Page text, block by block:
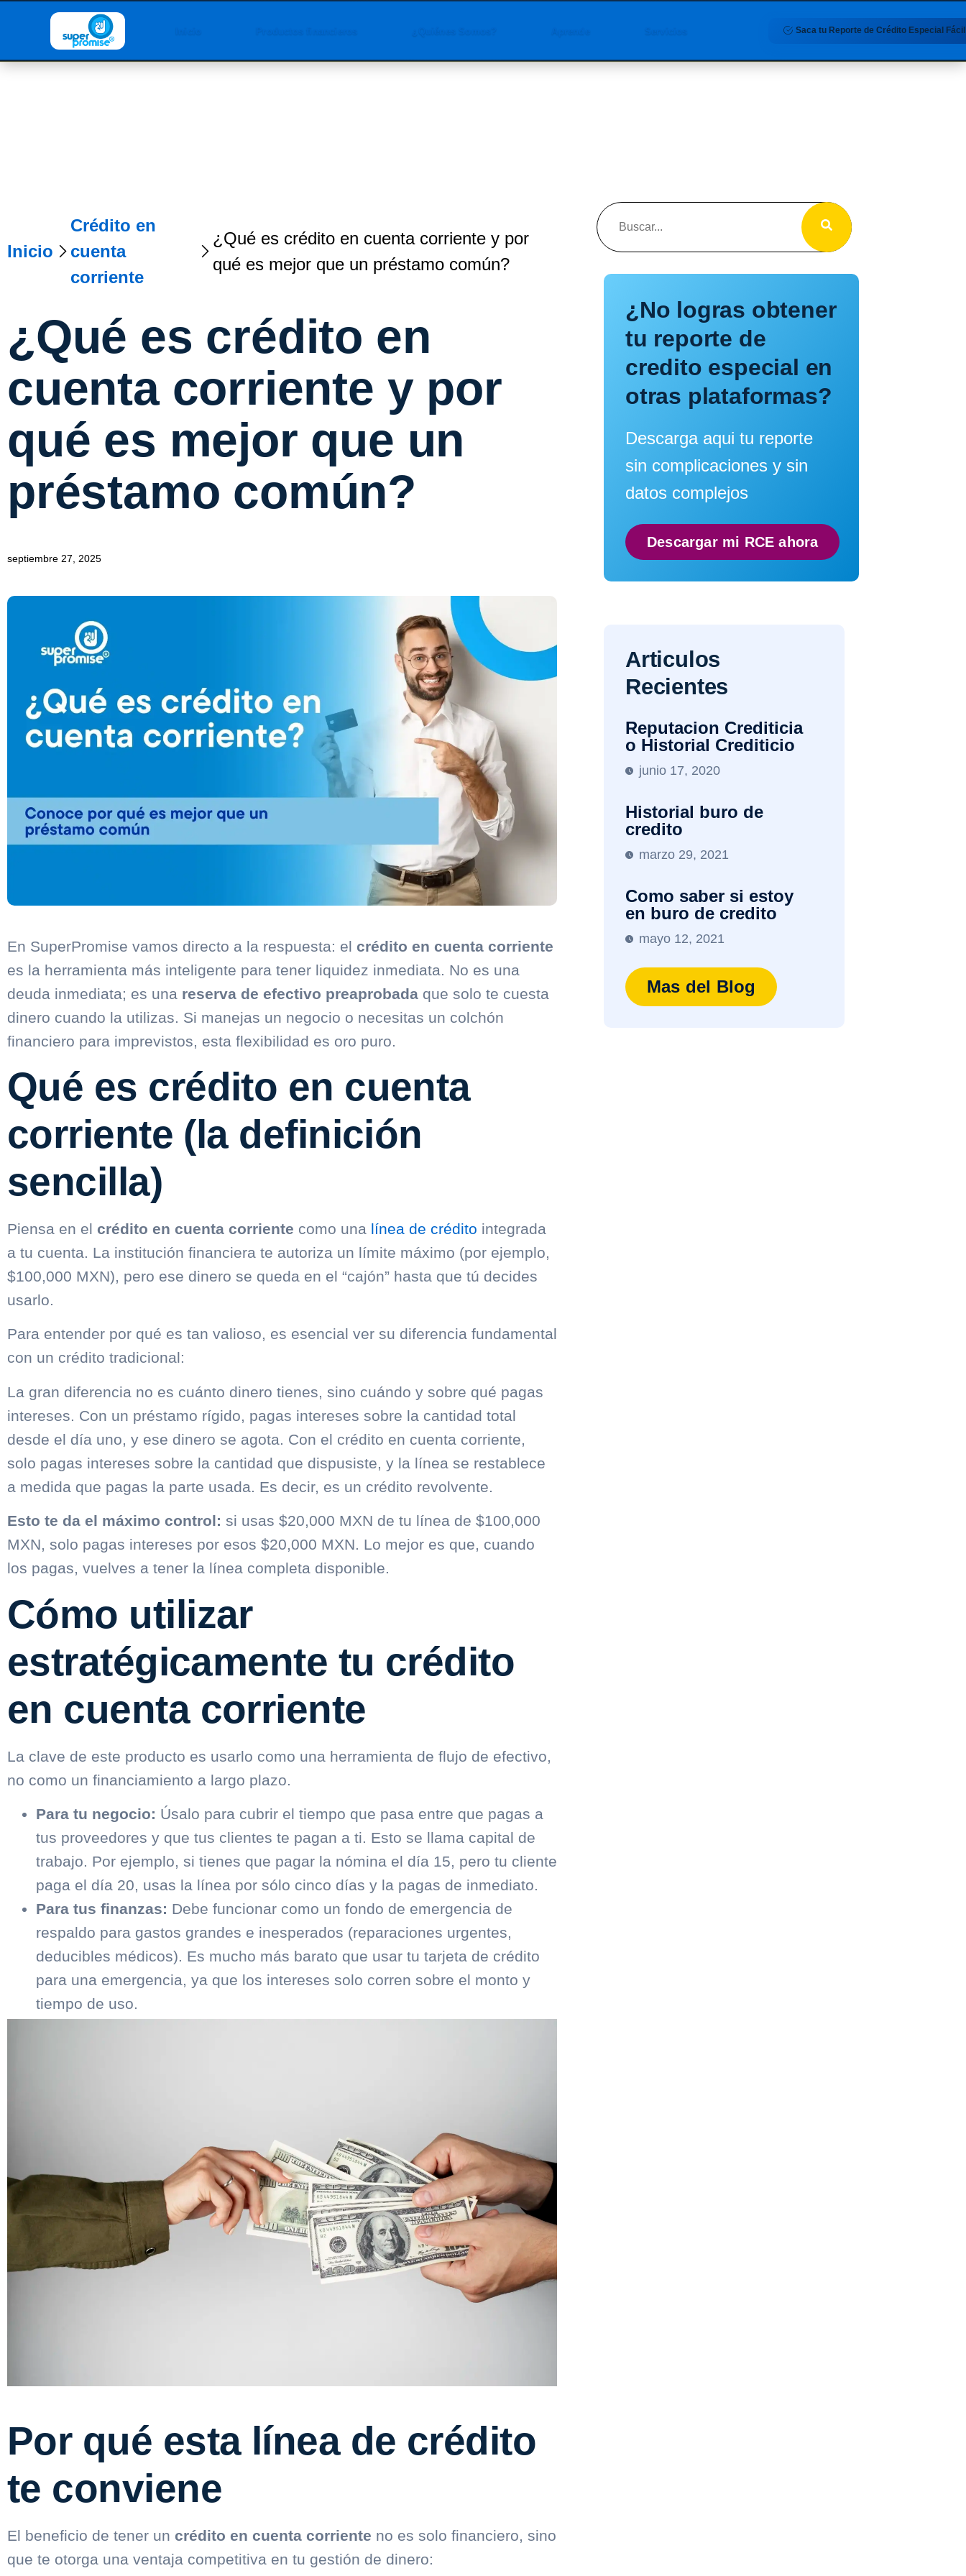
Servicios
Productos financieros ¿Quiénes Somos? Saca tu Reporte de Crédito Especial Fácil
Inicio
Crédito en
cuenta
corriente
¿Qué es crédito en cuenta corriente y por
qué es mejor que un préstamo común?
¿Qué es crédito en
cuenta corriente y por
qué es mejor que un
préstamo común?
septiembre 27, 2025
En SuperPromise vamos directo a la respuesta: el crédito en cuenta corriente
es la herramienta más inteligente para tener liquidez inmediata. No es una
deuda inmediata; es una reserva de efectivo preaprobada que solo te cuesta
dinero cuando la utilizas. Si manejas un negocio o necesitas un colchón
financiero para imprevistos, esta flexibilidad es oro puro.
Qué es crédito en cuenta
corriente (la definición
sencilla)
Piensa en el crédito en cuenta corriente como una línea de crédito integrada
a tu cuenta. La institución financiera te autoriza un límite máximo (por ejemplo,
$100,000 MXN), pero ese dinero se queda en el “cajón” hasta que tú decides
usarlo.
Para entender por qué es tan valioso, es esencial ver su diferencia fundamental
con un crédito tradicional:
La gran diferencia no es cuánto dinero tienes, sino cuándo y sobre qué pagas
intereses. Con un préstamo rígido, pagas intereses sobre la cantidad total
desde el día uno, y ese dinero se agota. Con el crédito en cuenta corriente,
solo pagas intereses sobre la cantidad que dispusiste, y la línea se restablece
a medida que pagas la parte usada. Es decir, es un crédito revolvente.
Esto te da el máximo control: si usas $20,000 MXN de tu línea de $100,000
MXN, solo pagas intereses por esos $20,000 MXN. Lo mejor es que, cuando
los pagas, vuelves a tener la línea completa disponible.
Cómo utilizar
estratégicamente tu crédito
en cuenta corriente
La clave de este producto es usarlo como una herramienta de flujo de efectivo,
no como un financiamiento a largo plazo.
Para tu negocio: Úsalo para cubrir el tiempo que pasa entre que pagas a
tus proveedores y que tus clientes te pagan a ti. Esto se llama capital de
trabajo. Por ejemplo, si tienes que pagar la nómina el día 15, pero tu cliente
paga el día 20, usas la línea por sólo cinco días y la pagas de inmediato.
Para tus finanzas: Debe funcionar como un fondo de emergencia de
respaldo para gastos grandes e inesperados (reparaciones urgentes,
deducibles médicos). Es mucho más barato que usar tu tarjeta de crédito
para una emergencia, ya que los intereses solo corren sobre el monto y
tiempo de uso.
Por qué esta línea de crédito
te conviene
El beneficio de tener un crédito en cuenta corriente no es solo financiero, sino
que te otorga una ventaja competitiva en tu gestión de dinero:
¿No logras obtener
tu reporte de
credito especial en
otras plataformas?
Descarga aqui tu reporte
sin complicaciones y sin
datos complejos
Descargar mi RCE ahora
Articulos
Recientes
Reputacion Crediticia
o Historial Crediticio
junio 17, 2020
Historial buro de
credito
marzo 29, 2021
Como saber si estoy
en buro de credito
mayo 12, 2021
Mas del Blog